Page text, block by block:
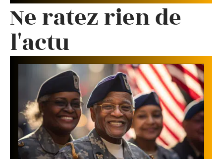
Ne ratez rien de
l'actu